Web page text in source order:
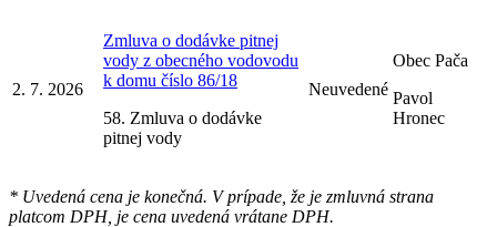
2. 7. 2026
Zmluva o dodávke pitnej
vody z obecného vodovodu
k domu číslo 86/18
58. Zmluva o dodávke
pitnej vody
Neuvedené
Obec Pača
Pavol
Hronec
* Uvedená cena je konečná. V prípade, že je zmluvná strana
platcom DPH, je cena uvedená vrátane DPH.